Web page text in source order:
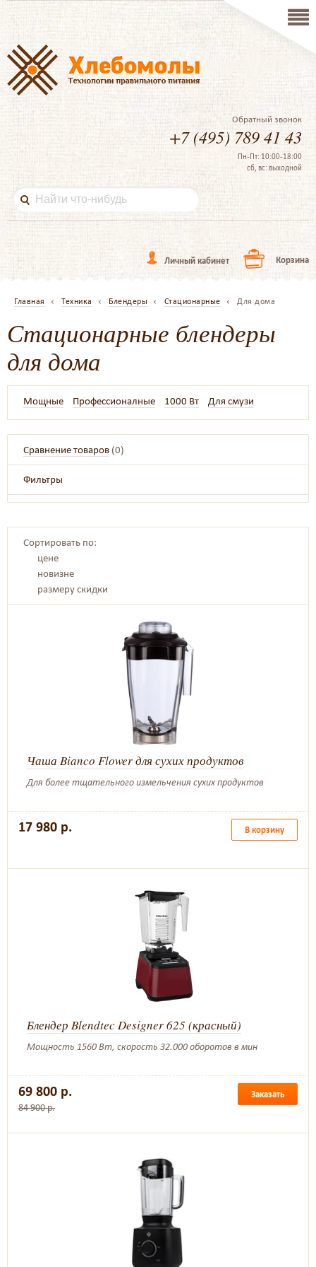
Обратный звонок
+7 (495) 789 41 43
Пн-Пт: 10:00-18:00
сб, вс: выходной
Личный кабинет Корзина
Главная Техника Блендеры Стационарные Для дома
Стационарные блендеры
для дома
Мощные Профессионалные 1000 Вт Для смузи
Сравнение товаров (0)
Фильтры
Сортировать по:
цене
новизне
размеру скидки
Чаша Bianco Flower для сухих продуктов
Для более тщательного измельчения сухих продуктов
17 980 р. В корзину
Блендер Blendtec Designer 625 (красный)
Мощность 1560 Вт, скорость 32.000 оборотов в мин
69 800 р.
84 900 р.
Заказать